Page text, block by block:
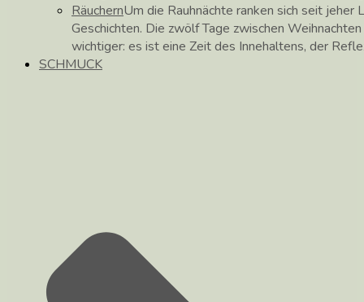
RäuchernUm die Rauhnächte ranken sich seit jeher
Geschichten. Die zwölf Tage zwischen
wichtiger: es ist eine Zeit des Innehaltens, der
SCHMUCK